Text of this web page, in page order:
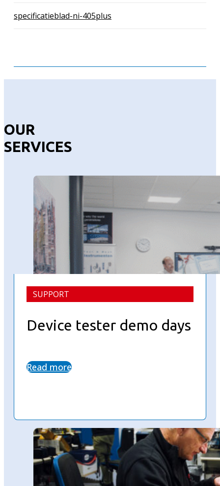
specificatieblad-ni-405plus
OUR
SERVICES
SUPPORT
Device tester demo days
Read more